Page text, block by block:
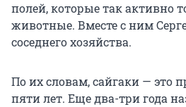
полей, которые так активно
животные. Вместе с ним
соседнего хозяйства.
По их словам, сайгаки — это
пяти лет. Еще два-три года